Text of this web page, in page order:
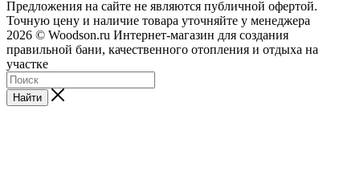
Предложения на сайте не являются публичной офертой.
Точную цену и наличие товара уточняйте у менеджера
2026 © Woodson.ru Интернет-магазин для создания
правильной бани, качественного отопления и отдыха на
участке
Найти